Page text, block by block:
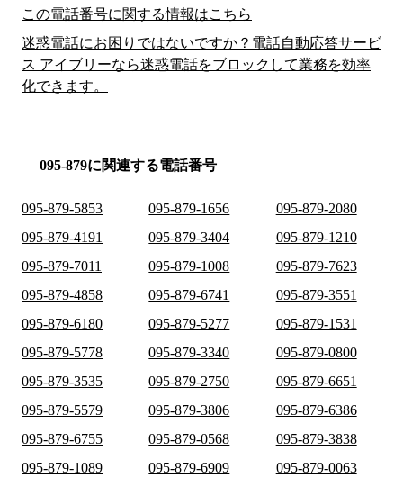
この電話番号に関する情報はこちら
迷惑電話にお困りではないですか？電話自動応答サービ
ス アイブリーなら迷惑電話をブロックして業務を効率
化できます。
095-879に関連する電話番号
095-879-5853 095-879-1656
095-879-2080
095-879-4191
095-879-3404
095-879-1210
095-879-7011
095-879-1008
095-879-7623
095-879-4858
095-879-6741
095-879-3551
095-879-6180
095-879-5277
095-879-1531
095-879-5778
095-879-3340
095-879-0800
095-879-3535
095-879-2750
095-879-6651
095-879-5579
095-879-3806
095-879-6386
095-879-6755
095-879-0568
095-879-3838
095-879-1089
095-879-6909
095-879-0063